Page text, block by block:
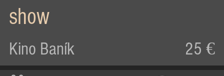
show
Kino Baník 25 €